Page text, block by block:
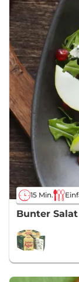
15 Min.
Bunter